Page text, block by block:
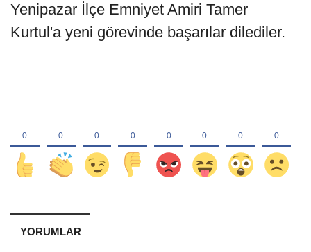
Yenipazar İlçe Emniyet Amiri Tamer
Kurtul'a yeni görevinde başarılar dilediler.
YORUMLAR